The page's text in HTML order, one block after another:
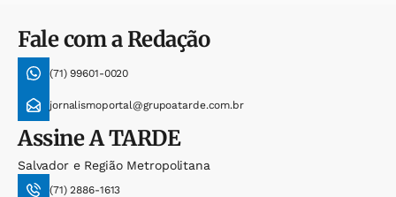
Fale com a Redação
(71) 99601-0020
jornalismoportal@grupoatarde.com.br
AssineA TARDE
Salvador e Região Metropolitana
(71) 2886-1613